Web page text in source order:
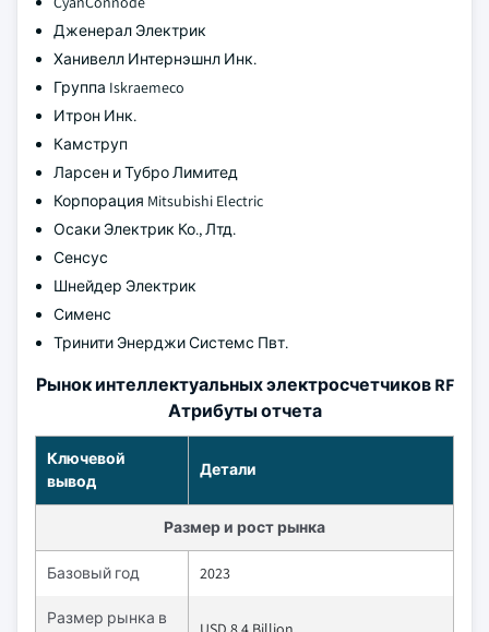
Дженерал Электрик
Ханивелл Интернэшнл Инк.
Группа Iskraemeco
Итрон Инк.
Камструп
Ларсен и Тубро Лимитед
Корпорация Mitsubishi Electric
Осаки Электрик Ко., Лтд.
Сенсус
Шнейдер Электрик
Сименс
Тринити Энерджи Системс Пвт.
Рынок интеллектуальных электросчетчиков RF
Атрибуты отчета
Ключевой
вывод
Детали
Размер и рост рынка
Базовый год 2023
Размер рынка в